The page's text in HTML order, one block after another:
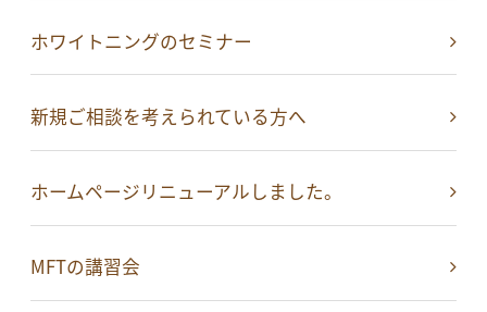
ホワイトニングのセミナー
新規ご相談を考えられている方へ
ホームページリニューアルしました。
MFTの講習会